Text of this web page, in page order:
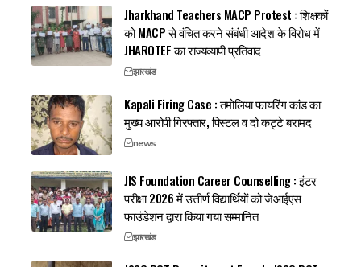
Jharkhand Teachers MACP Protest : शिक्षकों
को MACP से वंचित करने संबंधी आदेश के विरोध में
JHAROTEF का राज्यव्यापी प्रतिवाद
झारखंड
Kapali Firing Case : तमोलिया फायरिंग कांड का
मुख्य आरोपी गिरफ्तार, पिस्टल व दो कट्टे बरामद
news
JIS Foundation Career Counselling : इंटर
परीक्षा 2026 में उत्तीर्ण विद्यार्थियों को जेआईएस
फाउंडेशन द्वारा किया गया सम्मानित
झारखंड